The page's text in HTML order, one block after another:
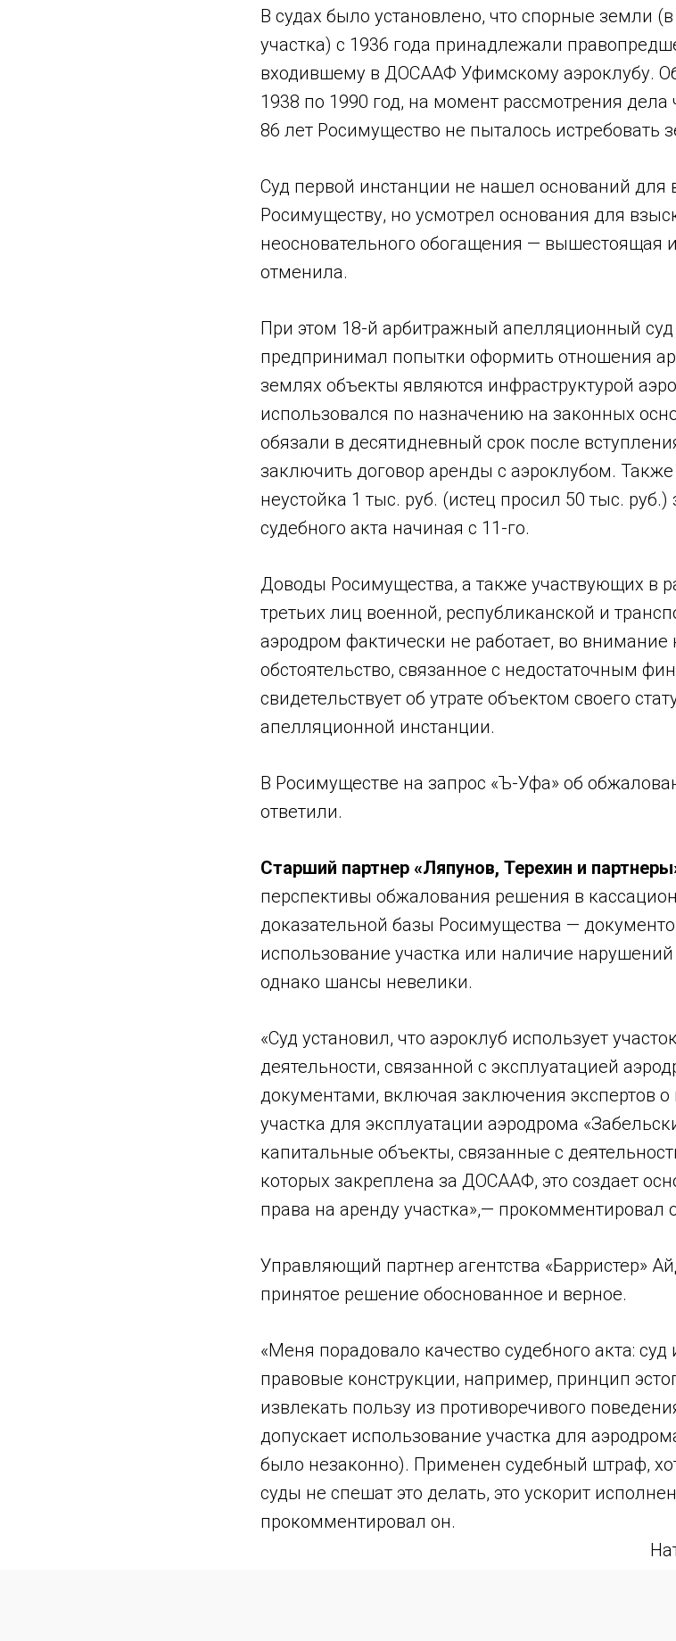
В судах было установлено, что спорные земли
участка) с 1936 года принадлежали
входившему в ДОСААФ Уфимскому аэроклубу.
1938 по 1990 год, на момент рассмотрения дела
86 лет Росимущество не пыталось
Суд первой инстанции не нашел оснований для
Росимуществу, но усмотрел основания для
неосновательного обогащения — вышестоящая
отменила.
При этом 18-й арбитражный апелляционный суд
предпринимал попытки оформить отношения
землях объекты являются инфраструктурой
использовался по назначению на законных
обязали в десятидневный срок после
заключить договор аренды с аэроклубом.
неустойка 1 тыс. руб. (истец просил 50 тыс.
судебного акта начиная с 11-го.
Доводы Росимущества, а также участвующих в
третьих лиц военной, республиканской и
аэродром фактически не работает, во
обстоятельство, связанное с недостаточным
свидетельствует об утрате объектом своего
апелляционной инстанции.
В Росимуществе на запрос «Ъ-Уфа» об
ответили.
Старший партнер «Ляпунов, Терехин и
перспективы обжалования решения в
доказательной базы Росимущества —
использование участка или наличие
однако шансы невелики.
«Суд установил, что аэроклуб использует
деятельности, связанной с эксплуатацией
документами, включая заключения экспертов о
участка для эксплуатации аэродрома
капитальные объекты, связанные с
которых закреплена за ДОСААФ, это создает
права на аренду участка»,— прокомментировал
Управляющий партнер агентства «Барристер»
принятое решение обоснованное и верное.
«Меня порадовало качество судебного акта:
правовые конструкции, например, принцип
извлекать пользу из противоречивого
допускает использование участка для
было незаконно). Применен судебный штраф,
суды не спешат это делать, это ускорит
прокомментировал он.